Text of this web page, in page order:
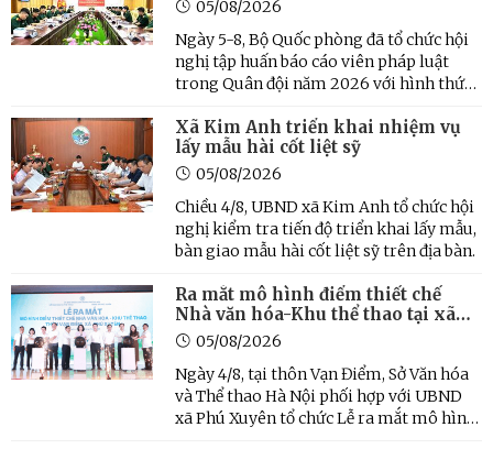
05/08/2026
Ngày 5-8, Bộ Quốc phòng đã tổ chức hội
nghị tập huấn báo cáo viên pháp luật
trong Quân đội năm 2026 với hình thức
trong toàn quân. Thượng tướng Nguyễn
Văn Gấu, Ủy viên Trung ương Đảng, Thứ
trưởng Bộ Quốc ...
Xã Kim Anh triển khai nhiệm vụ
lấy mẫu hài cốt liệt sỹ
05/08/2026
Chiều 4/8, UBND xã Kim Anh tổ chức hội
nghị kiểm tra tiến độ triển khai lấy mẫu,
bàn giao mẫu hài cốt liệt sỹ trên địa bàn.
Ra mắt mô hình điểm thiết chế
Nhà văn hóa-Khu thể thao tại xã
Phú Xuyên
05/08/2026
Ngày 4/8, tại thôn Vạn Điểm, Sở Văn hóa
và Thể thao Hà Nội phối hợp với UBND
xã Phú Xuyên tổ chức Lễ ra mắt mô hình